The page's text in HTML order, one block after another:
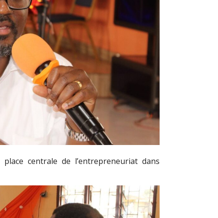
centrale de l’entrepreneuriat dans